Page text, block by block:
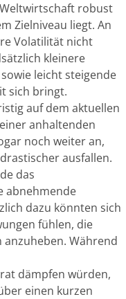
robust
Zielniveau liegt. An
Volatilität nicht
kleinere
leicht steigende
sich bringt.
auf dem aktuellen
anhaltenden
noch weiter an,
ausfallen.
das
abnehmende
dazu könnten sich
fühlen, die
anzuheben. Während
dämpfen würden,
einen kurzen